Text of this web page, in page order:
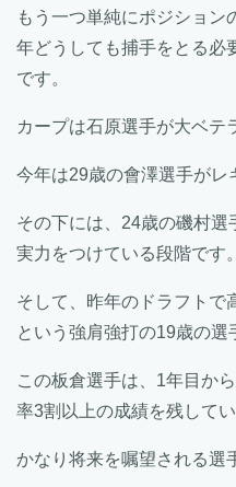
もう一つ単純にポジション
年どうしても捕手をとる必
です。
カープは石原選手が大ベテ
今年は29歳の會澤選手がレ
その下には、24歳の磯村選
実力をつけている段階です。
そして、昨年のドラフトで
という強肩強打の19歳の選
この板倉選手は、1年目か
率3割以上の成績を残してい
かなり将来を嘱望される選